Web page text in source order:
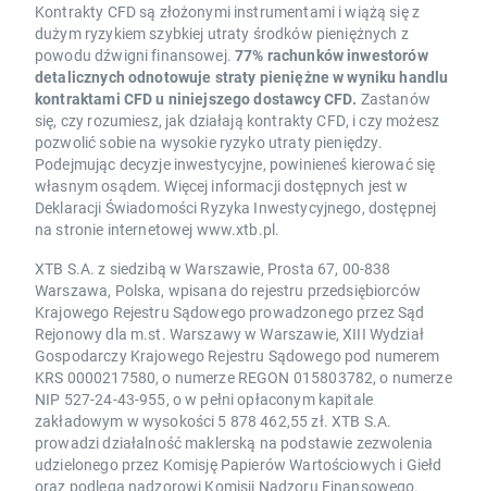
Kontrakty CFD są złożonymi instrumentami i wiążą się z
dużym ryzykiem szybkiej utraty środków pieniężnych z
powodu dźwigni finansowej. 77% rachunków inwestorów
detalicznych odnotowuje straty pieniężne w wyniku handlu
kontraktami CFD u niniejszego dostawcy CFD. Zastanów
się, czy rozumiesz, jak działają kontrakty CFD, i czy możesz
pozwolić sobie na wysokie ryzyko utraty pieniędzy.
Podejmując decyzje inwestycyjne, powinieneś kierować się
własnym osądem. Więcej informacji dostępnych jest w
Deklaracji Świadomości Ryzyka Inwestycyjnego, dostępnej
na stronie internetowej www.xtb.pl.
XTB S.A. z siedzibą w Warszawie, Prosta 67, 00-838
Warszawa, Polska, wpisana do rejestru przedsiębiorców
Krajowego Rejestru Sądowego prowadzonego przez Sąd
Rejonowy dla m.st. Warszawy w Warszawie, XIII Wydział
Gospodarczy Krajowego Rejestru Sądowego pod numerem
KRS 0000217580, o numerze REGON 015803782, o numerze
NIP 527-24-43-955, o w pełni opłaconym kapitale
zakładowym w wysokości 5 878 462,55 zł. XTB S.A.
prowadzi działalność maklerską na podstawie zezwolenia
udzielonego przez Komisję Papierów Wartościowych i Giełd
oraz podlega nadzorowi Komisji Nadzoru Finansowego.